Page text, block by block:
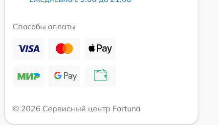
Способы оплаты
© 2026 Сервисный центр Fortuna